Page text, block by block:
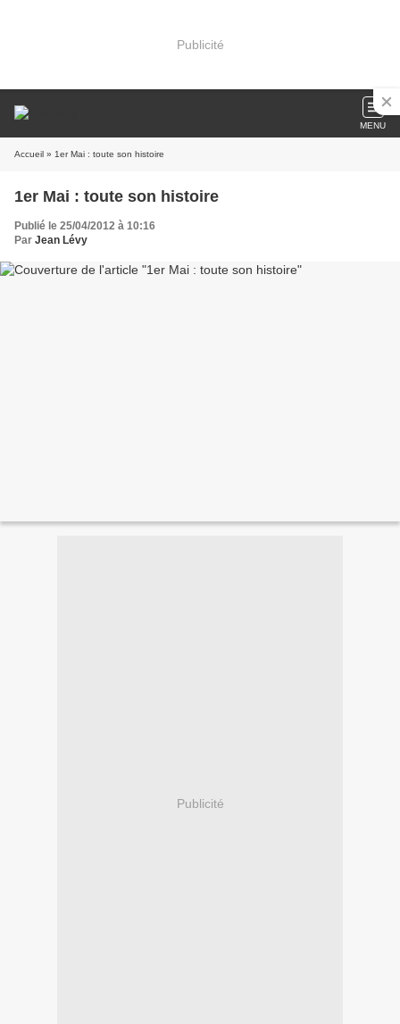
Publicité
MENU
Accueil » 1er Mai : toute son histoire
1er Mai : toute son histoire
Publié le 25/04/2012 à 10:16
Par Jean Lévy
Publicité